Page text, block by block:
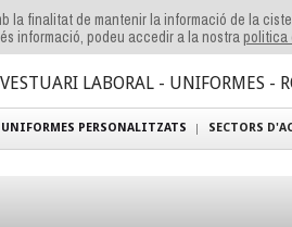
la finalitat de mantenir la informació de la
informació, podeu accedir a la nostrapolitica
VESTUARI LABORAL - UNIFORMES -
UNIFORMES PERSONALITZATS SECTORS